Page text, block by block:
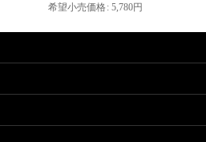
希望小売価格: 5,780円